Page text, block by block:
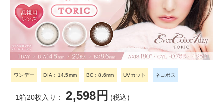
ワンデー DIA：14.5mm BC：8.6mm UVカット ネコポス
1箱20枚入り： 2,598円 (税込)